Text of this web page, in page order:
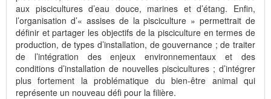
aux piscicultures d’eau douce, marines et d’étang. Enfin,
l’organisation d’« assises de la pisciculture » permettrait de
définir et partager les objectifs de la pisciculture en termes de
production, de types d’installation, de gouvernance ; de traiter
de l’intégration des enjeux environnementaux et des
conditions d’installation de nouvelles piscicultures ; d’intégrer
plus fortement la problématique du bien-être animal qui
représente un nouveau défi pour la filière.